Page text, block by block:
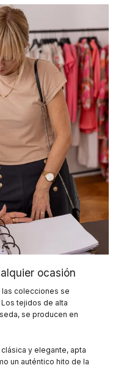
ocasión
colecciones se
tejidos de alta
se producen en
y elegante, apta
un auténtico hito de la